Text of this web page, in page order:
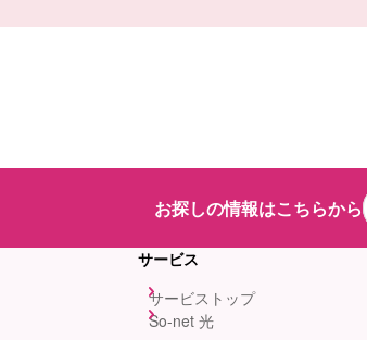
お探しの情報はこちらから
サービス
サービストップ
So-net 光